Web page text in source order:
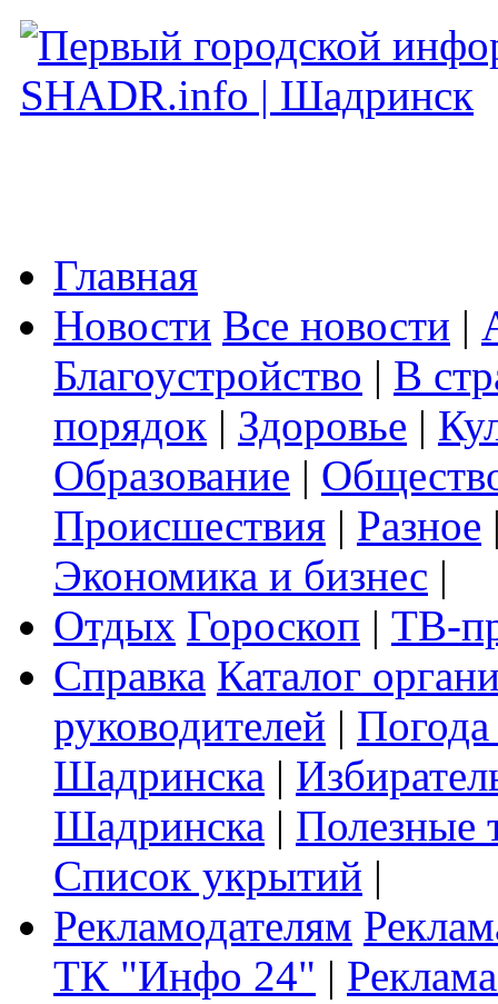
Главная
Новости Все новости |
Благоустройство | В
порядок | Здоровье |
Образование |
Происшествия | Разное
Экономика и бизнес |
Отдых Гороскоп | ТВ-
Справка Каталог
руководителей |
Шадринска |
Шадринска | Полезные
Список укрытий |
Рекламодателям
ТК "Инфо 24" |